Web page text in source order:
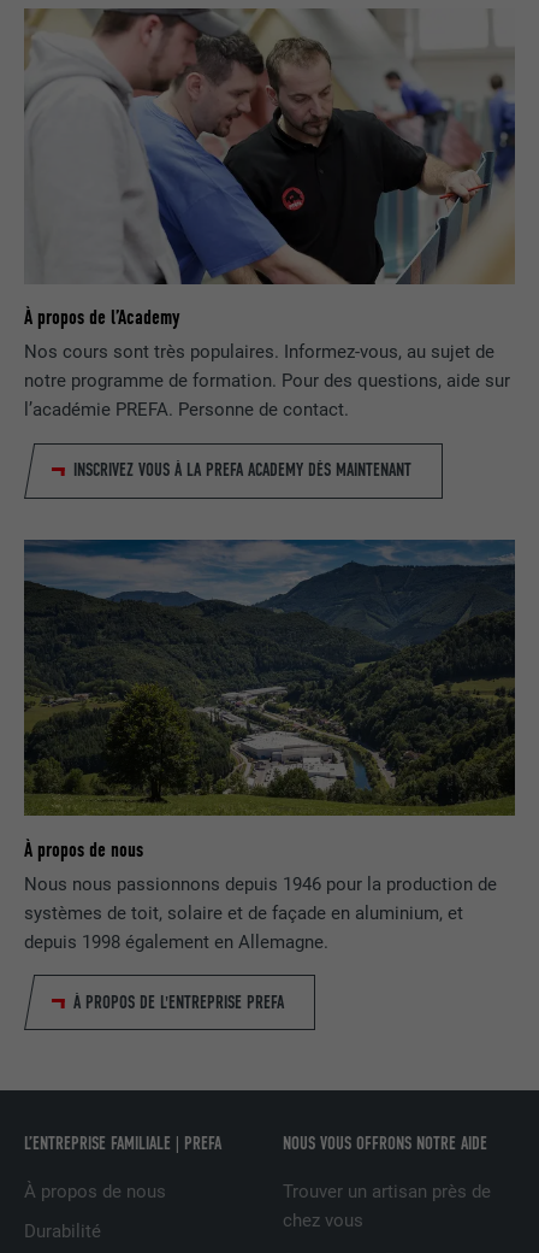
À propos de l’Academy
Nos cours sont très populaires. Informez-vous, au sujet de
notre programme de formation. Pour des questions, aide sur
l’académie PREFA. Personne de contact.
INSCRIVEZ VOUS À LA PREFA ACADEMY DÈS MAINTENANT
À propos de nous
Nous nous passionnons depuis 1946 pour la production de
systèmes de toit, solaire et de façade en aluminium, et
depuis 1998 également en Allemagne.
À PROPOS DE L'ENTREPRISE PREFA
L’ENTREPRISE FAMILIALE | PREFA
À propos de nous
Durabilité
NOUS VOUS OFFRONS NOTRE AIDE
Trouver un artisan près de
chez vous
EXPIRATION 29 jours
Est utilisé pour suivre l'utilisateur sur
plusieurs sites Internet afin d'afficher de
la publicité adaptée aux préférences de
l'utilisateur.
FOURNISSEUR LinkedIn
1 jour
UTILITÉ
Utilisé par le service de réseau social
LinkedIn pour suivre l'utilisation de
services intégrés
FOURNISSEUR LinkedIn
EXPIRATION 1 an
UTILITÉ
Est utilisé pour garantir que le même
attribut SameSite est disponible pour
tous les cookies dans ce navigateur
FOURNISSEUR Facebook
EXPIRATION 3 mois
UTILITÉ
une série de produits publicitaires, par
NOM fr
FOURNISSEUR